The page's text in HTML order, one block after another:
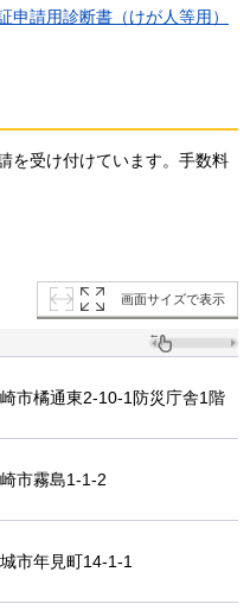
申請用診断書（けが人等用）
を受け付けています。手数料
画面サイズで表示
市橘通東2-10-1防災庁舎1階
市霧島1-1-2
市年見町14-1-1